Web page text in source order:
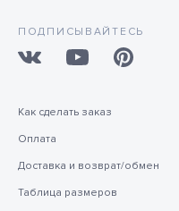
ПОДПИСЫВАЙТЕСЬ
Как сделать заказ
Оплата
Доставка и возврат/обмен
Таблица размеров